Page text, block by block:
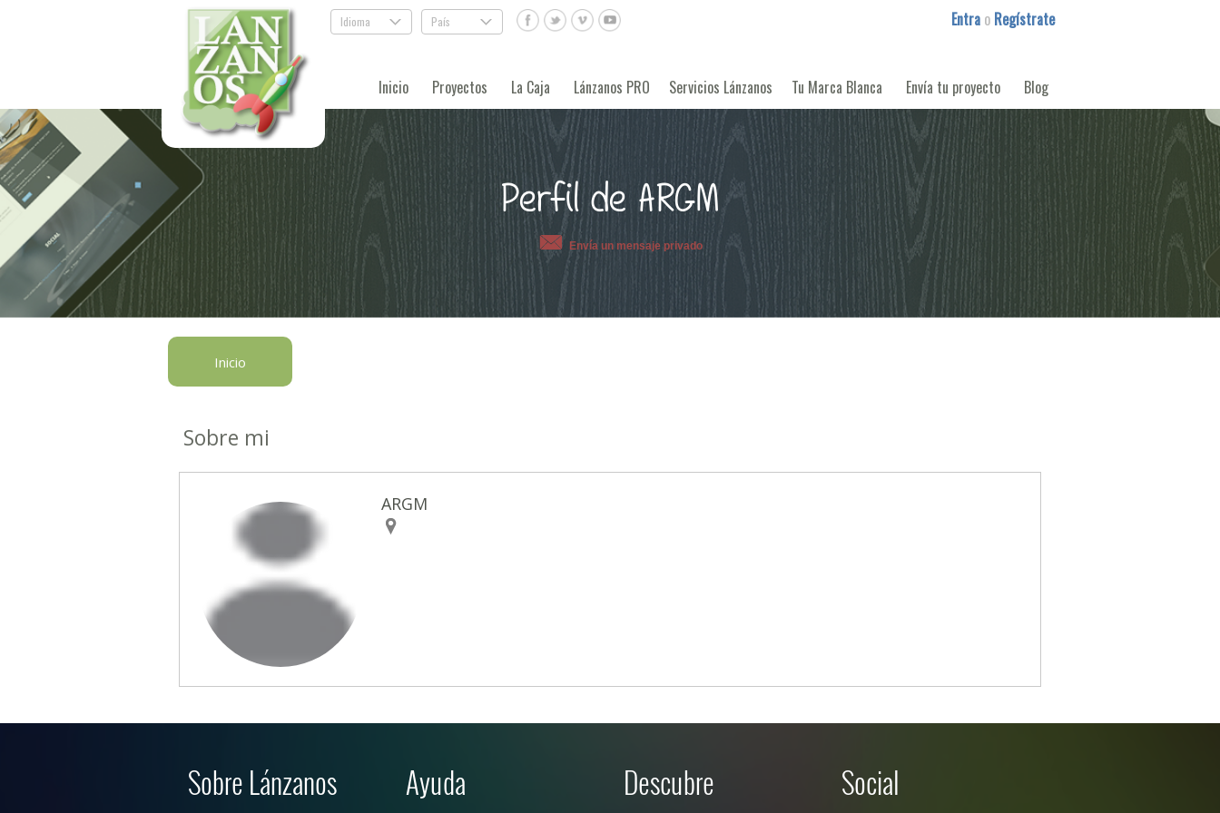
Idioma . País . Entra o Regístrate
Inicio Proyectos La Caja Lánzanos PRO Servicios Lánzanos Tu Marca Blanca Envía tu proyecto Blog
Perfil de ARGM
Envía un mensaje privado
Inicio
Sobre mi
ARGM
Sobre Lánzanos Ayuda Descubre Social